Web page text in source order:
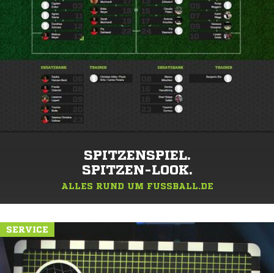
SPITZENSPIEL.
SPITZEN-LOOK.
ALLES RUND UM FUSSBALL.DE
SERVICE